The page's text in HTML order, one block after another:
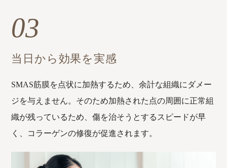
03
当日から効果を実感
SMAS筋膜を点状に加熱するため、余計な組織にダメー
ジを与えません。そのため加熱された点の周囲に正常組
織が残っているため、傷を治そうとするスピードが早
く、コラーゲンの修復が促進されます。